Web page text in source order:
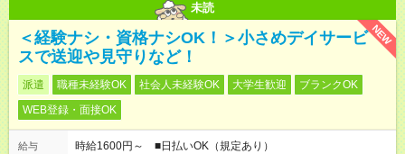
未読
NEW
＜経験ナシ・資格ナシOK！＞小さめデイサービ
スで送迎や見守りなど！
派遣 職種未経験OK 社会人未経験OK 大学生歓迎
ブランクOK
WEB登録・面接OK
給与
時給1600円～ ■日払いOK（規定あり）